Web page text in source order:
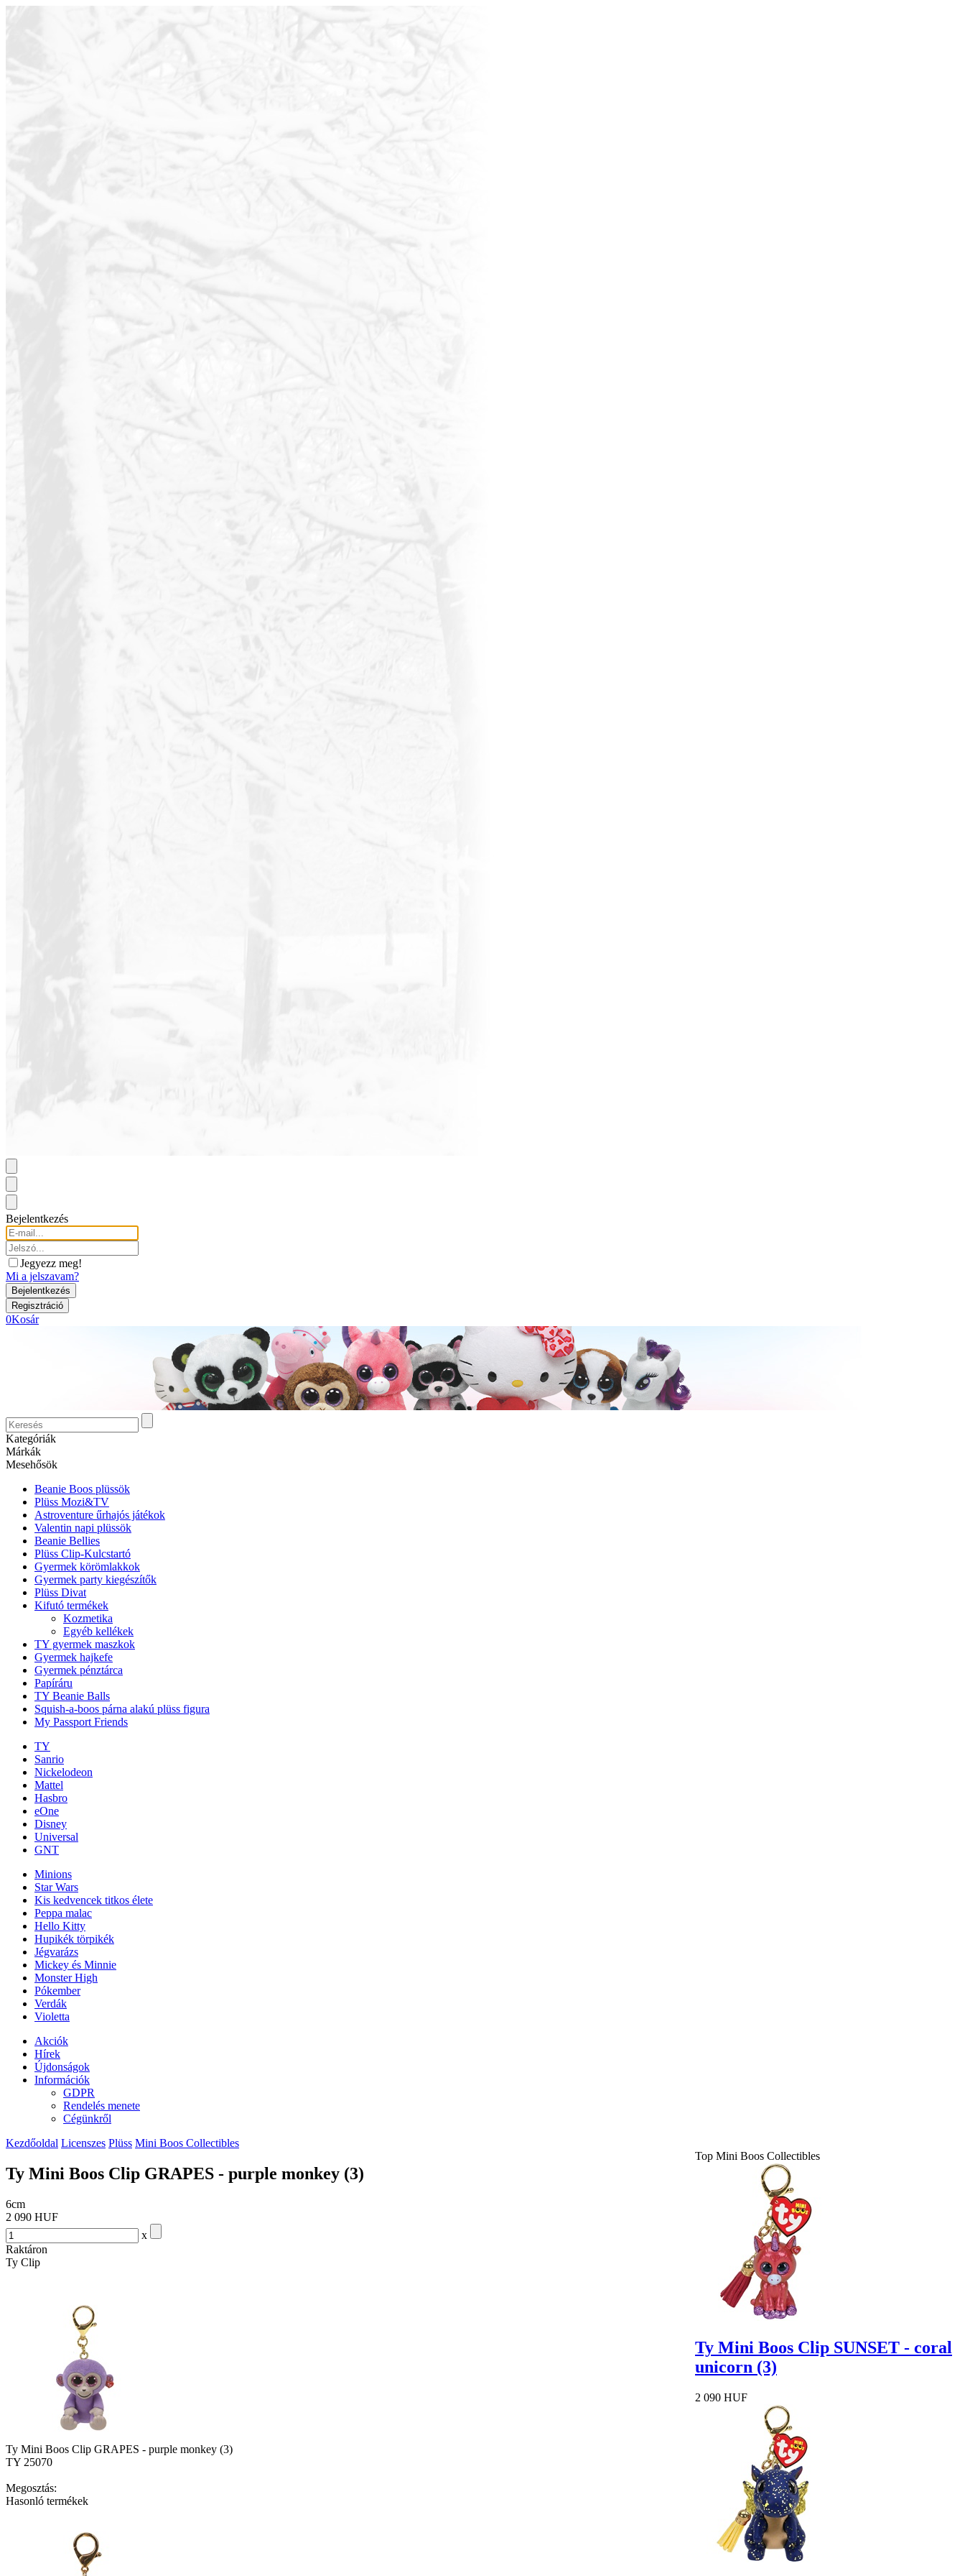
Bejelentkezés
Jegyezz meg!
Mi a jelszavam?
0Kosár
Kategóriák
Márkák
Mesehősök
Beanie Boos plüssök
Plüss Mozi&TV
Astroventure űrhajós játékok
Valentin napi plüssök
Beanie Bellies
Plüss Clip-Kulcstartó
Gyermek körömlakkok
Gyermek party kiegészítők
Plüss Divat
Kifutó termékek
Kozmetika
Egyéb kellékek
TY gyermek maszkok
Gyermek hajkefe
Gyermek pénztárca
Papíráru
TY Beanie Balls
Squish-a-boos párna alakú plüss figura
My Passport Friends
TY
Sanrio
Nickelodeon
Mattel
Hasbro
eOne
Disney
Universal
GNT
Minions
Star Wars
Kis kedvencek titkos élete
Peppa malac
Hello Kitty
Hupikék törpikék
Jégvarázs
Mickey és Minnie
Monster High
Pókember
Verdák
Violetta
Akciók
Hírek
Újdonságok
Információk
GDPR
Rendelés menete
Cégünkről
Kezdőoldal Licenszes Plüss Mini Boos Collectibles
Ty Mini Boos Clip GRAPES - purple monkey (3)
6cm
2 090 HUF
x
Raktáron
Ty Clip
Ty Mini Boos Clip GRAPES - purple monkey (3)
TY 25070
Megosztás:
Hasonló termékek
Top Mini Boos Collectibles
Ty Mini Boos Clip SUNSET - coral
unicorn (3)
2 090 HUF